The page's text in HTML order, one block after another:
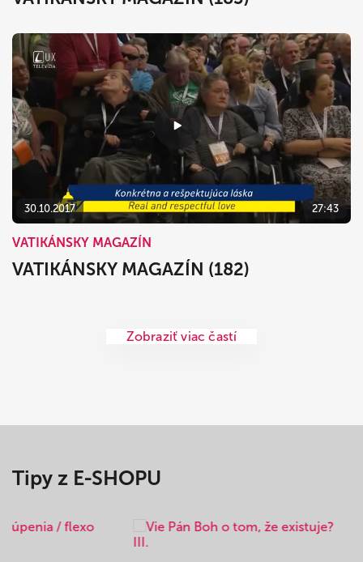
30.10.2017 27:43
VATIKÁNSKY MAGAZÍN
VATIKÁNSKY MAGAZÍN (182)
Zobraziť viac častí
Tipy z E-SHOPU